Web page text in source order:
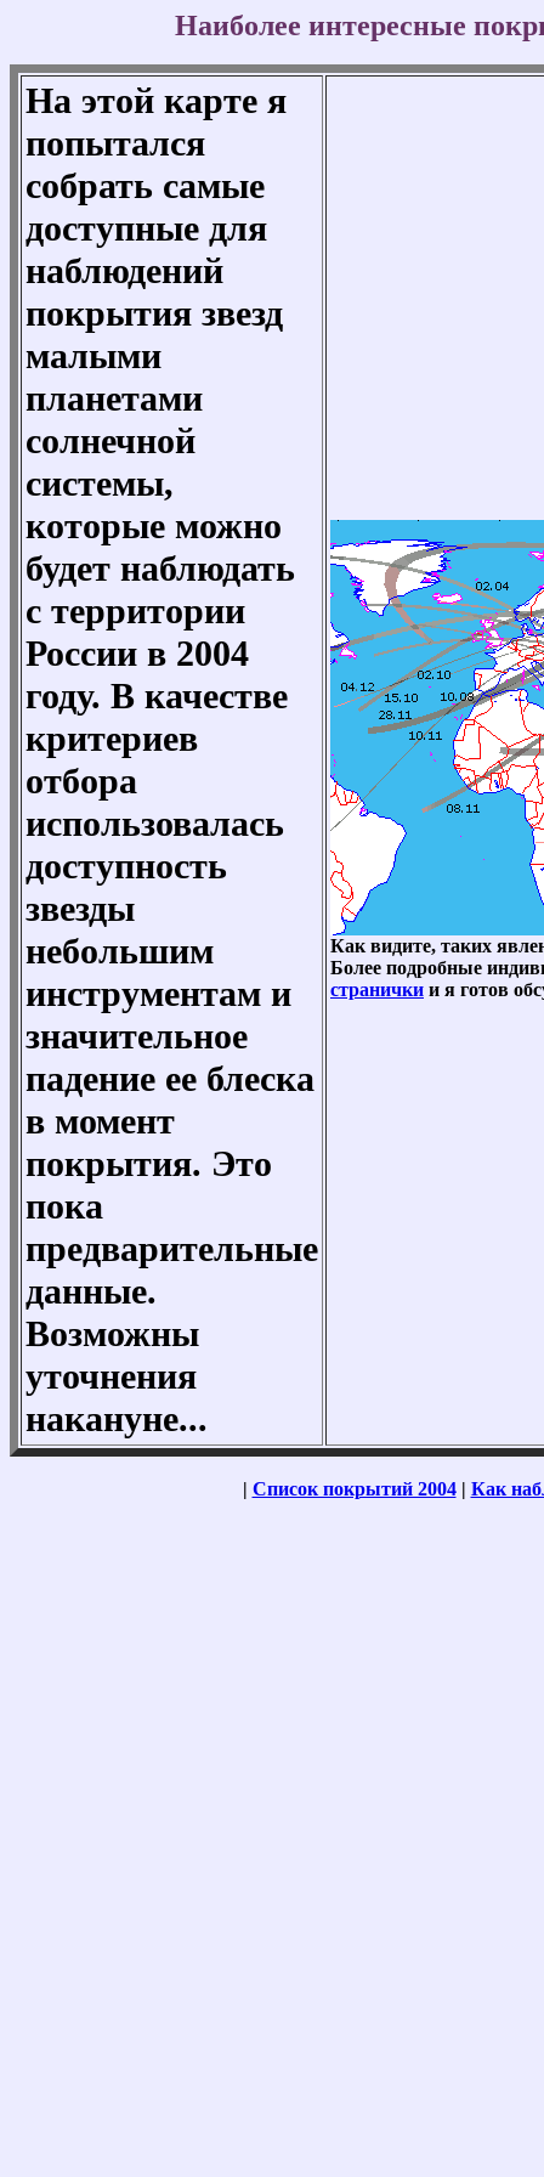
Наиболее интересные
На этой карте я
попытался
собрать самые
доступные для
наблюдений
покрытия звезд
малыми
планетами
солнечной
системы,
которые можно
будет наблюдать
с территории
России в 2004
году. В качестве
критериев
отбора
использовалась
доступность
звезды
небольшим
инструментам и
значительное
падение ее блеска
в момент
покрытия. Это
пока
предварительные
данные.
Возможны
уточнения
накануне...
Как видите, таких
Более подробные
странички и я готов
| Список покрытий 2004| Как